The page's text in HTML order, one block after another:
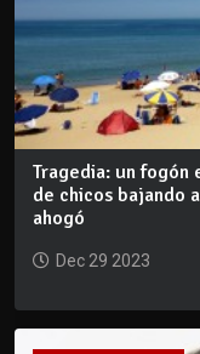
Tragedia: un fogón
de chicos bajando
ahogó
Dec 29 2023